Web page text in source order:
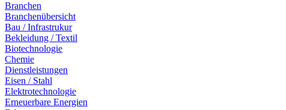
Branchen
Branchenübersicht
Bau / Infrastrukur
Bekleidung / Textil
Biotechnologie
Chemie
Dienstleistungen
Eisen / Stahl
Elektrotechnologie
Erneuerbare Energien